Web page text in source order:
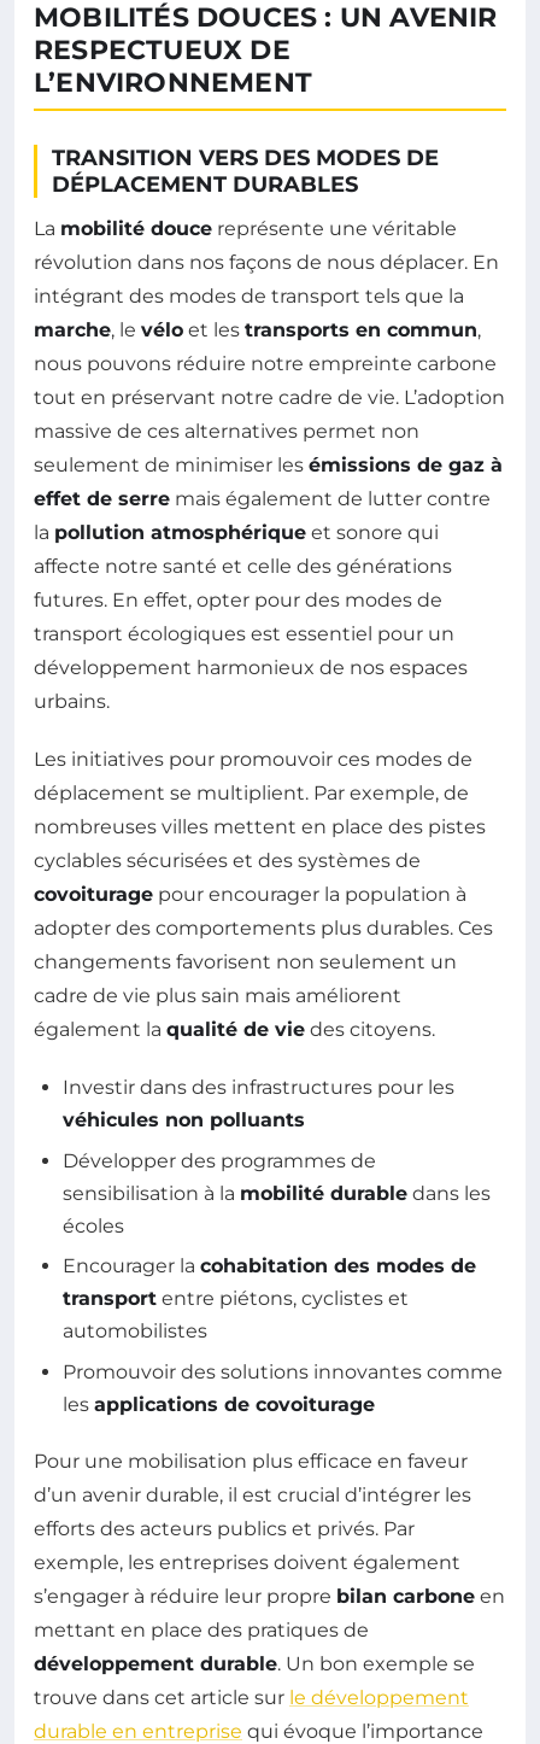
MOBILITÉS DOUCES : UN AVENIR
RESPECTUEUX DE
L’ENVIRONNEMENT
TRANSITION VERS DES MODES DE
DÉPLACEMENT DURABLES
La mobilité douce représente une véritable
révolution dans nos façons de nous déplacer. En
intégrant des modes de transport tels que la
marche, le vélo et les transports en commun,
nous pouvons réduire notre empreinte carbone
tout en préservant notre cadre de vie. L’adoption
massive de ces alternatives permet non
seulement de minimiser les émissions de gaz à
effet de serre mais également de lutter contre
la pollution atmosphérique et sonore qui
affecte notre santé et celle des générations
futures. En effet, opter pour des modes de
transport écologiques est essentiel pour un
développement harmonieux de nos espaces
urbains.
Les initiatives pour promouvoir ces modes de
déplacement se multiplient. Par exemple, de
nombreuses villes mettent en place des pistes
cyclables sécurisées et des systèmes de
covoiturage pour encourager la population à
adopter des comportements plus durables. Ces
changements favorisent non seulement un
cadre de vie plus sain mais améliorent
également la qualité de vie des citoyens.
Investir dans des infrastructures pour les
véhicules non polluants
Développer des programmes de
sensibilisation à la mobilité durable dans les
écoles
Encourager la cohabitation des modes de
transport entre piétons, cyclistes et
automobilistes
Promouvoir des solutions innovantes comme
les applications de covoiturage
Pour une mobilisation plus efficace en faveur
d’un avenir durable, il est crucial d’intégrer les
efforts des acteurs publics et privés. Par
exemple, les entreprises doivent également
s’engager à réduire leur propre bilan carbone en
mettant en place des pratiques de
développement durable. Un bon exemple se
trouve dans cet article sur le développement
durable en entreprise qui évoque l’importance